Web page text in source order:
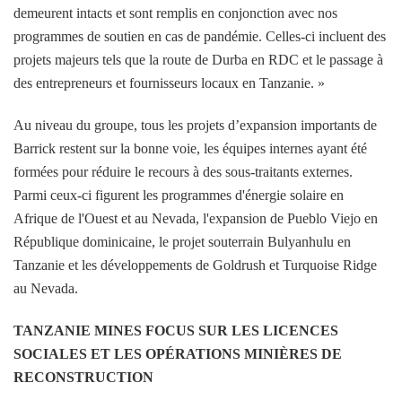
demeurent intacts et sont remplis en conjonction avec nos
programmes de soutien en cas de pandémie. Celles-ci incluent des
projets majeurs tels que la route de Durba en RDC et le passage à
des entrepreneurs et fournisseurs locaux en Tanzanie. »
Au niveau du groupe, tous les projets d’expansion importants de
Barrick restent sur la bonne voie, les équipes internes ayant été
formées pour réduire le recours à des sous-traitants externes.
Parmi ceux-ci figurent les programmes d'énergie solaire en
Afrique de l'Ouest et au Nevada, l'expansion de Pueblo Viejo en
République dominicaine, le projet souterrain Bulyanhulu en
Tanzanie et les développements de Goldrush et Turquoise Ridge
au Nevada.
TANZANIE MINES FOCUS SUR LES LICENCES
SOCIALES ET LES OPÉRATIONS MINIÈRES DE
RECONSTRUCTION